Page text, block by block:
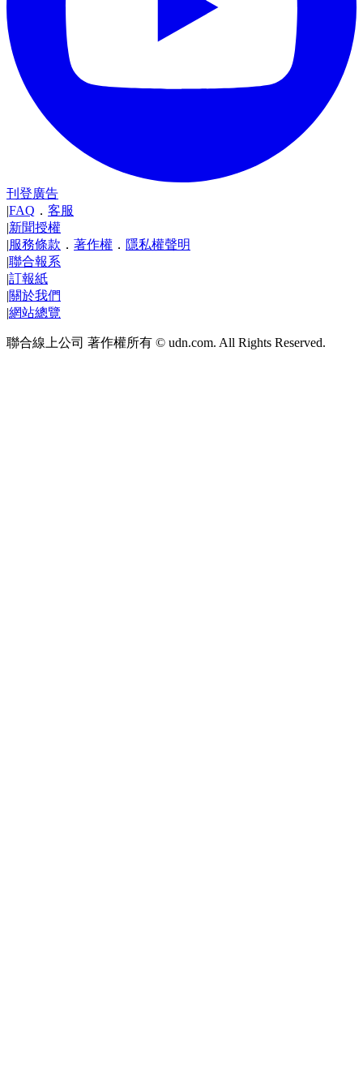
刊登廣告
|FAQ ． 客服
|新聞授權
|服務條款 ． 著作權 ． 隱私權聲明
|聯合報系
|訂報紙
|關於我們
|網站總覽
聯合線上公司 著作權所有 © udn.com. All Rights Reserved.